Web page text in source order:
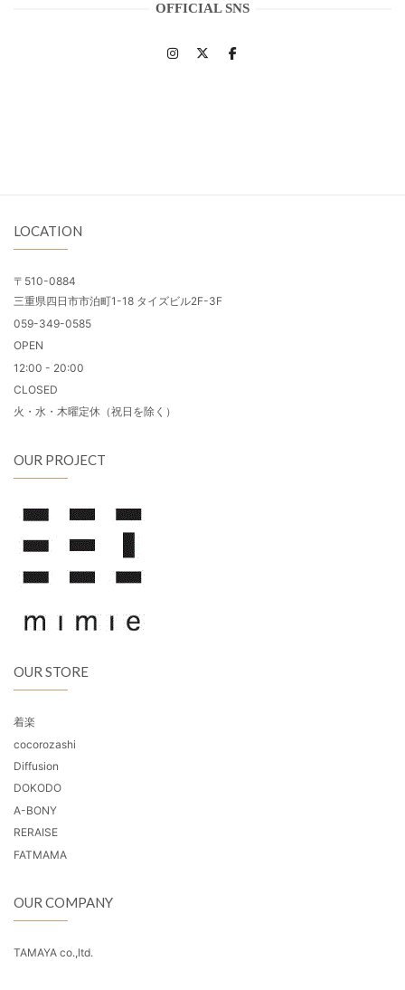
OFFICIAL SNS
LOCATION
〒510-0884
三重県四日市市泊町1-18 タイズビル2F-3F
059-349-0585
OPEN
12:00 - 20:00
CLOSED
火・水・木曜定休（祝日を除く）
OUR PROJECT
OUR STORE
着楽
cocorozashi
Diffusion
DOKODO
A-BONY
RERAISE
FATMAMA
OUR COMPANY
TAMAYA co.,ltd.